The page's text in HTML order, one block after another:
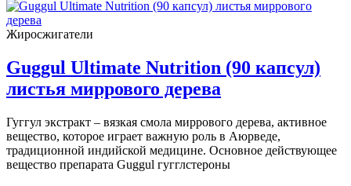
Жиросжигатели
Guggul Ultimate Nutrition (90 капсул)
листья миррового дерева
Гуггул экстракт – вязкая смола миррового дерева, активное
вещество, которое играет важную роль в Аюрведе,
традиционной индийской медицине. Основное действующее
вещество препарата Guggul гугглстероны